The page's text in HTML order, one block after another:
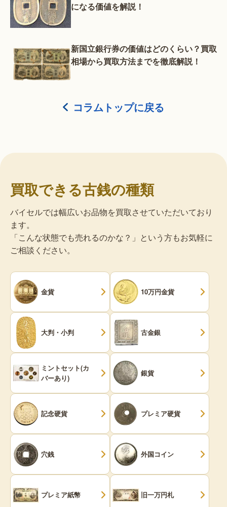
になる価値を解説！
新国立銀行券の価値はどのくらい？買取
相場から買取方法までを徹底解説！
コラムトップに戻る
買取できる古銭の種類
バイセルでは幅広いお品物を買取させていただいており
ます。
「こんな状態でも売れるのかな？」という方もお気軽に
ご相談ください。
金貨 10万円金貨
大判・小判 古金銀
ミントセット(カ
バーあり)
銀貨
記念硬貨 プレミア硬貨
穴銭 外国コイン
プレミア紙幣 旧一万円札